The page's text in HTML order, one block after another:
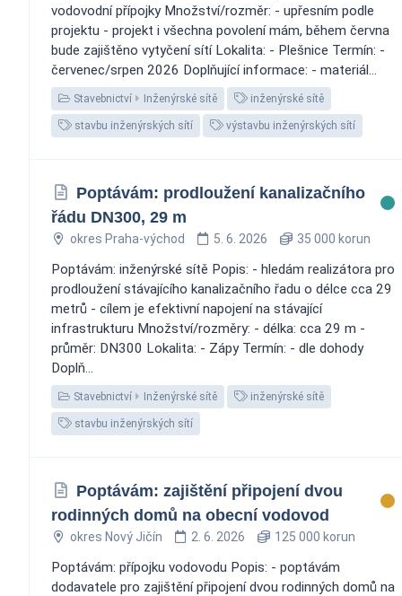
vodovodní přípojky Množství/rozměr: - upřesním podle
projektu - projekt i všechna povolení mám, během června
bude zajištěno vytyčení sítí Lokalita: - Plešnice Termín: -
červenec/srpen 2026 Doplňující informace: - materiál...
Stavebnictví Inženýrské sítě inženýrské sítě
stavbu inženýrských sítí výstavbu inženýrských sítí
Poptávám: prodloužení kanalizačního
řádu DN300, 29 m
okres Praha-východ 5. 6. 2026 35 000 korun
Poptávám: inženýrské sítě Popis: - hledám realizátora pro
prodloužení stávajícího kanalizačního řadu o délce cca 29
metrů - cílem je efektivní napojení na stávající
infrastrukturu Množství/rozměry: - délka: cca 29 m -
průměr: DN300 Lokalita: - Zápy Termín: - dle dohody
Doplň...
Stavebnictví Inženýrské sítě inženýrské sítě
stavbu inženýrských sítí
Poptávám: zajištění připojení dvou
rodinných domů na obecní vodovod
okres Nový Jičín 2. 6. 2026 125 000 korun
Poptávám: přípojku vodovodu Popis: - poptávám
dodavatele pro zajištění připojení dvou rodinných domů na